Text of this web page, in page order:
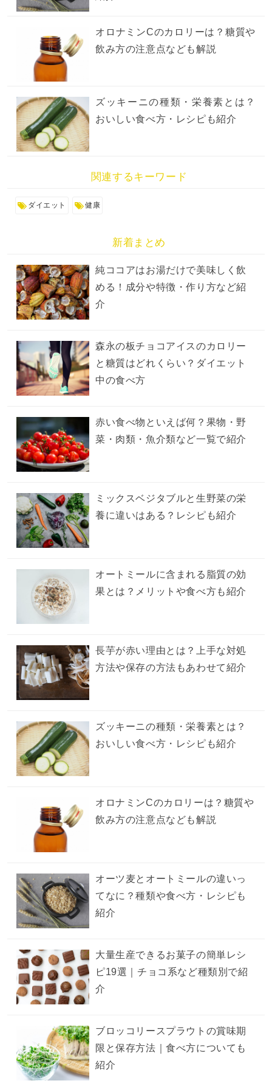
オロナミンCのカロリーは？糖質や
飲み方の注意点なども解説
ズッキーニの種類・栄養素とは？
おいしい食べ方・レシピも紹介
関連するキーワード
ダイエット 健康
新着まとめ
純ココアはお湯だけで美味しく飲
める！成分や特徴・作り方など紹
介
森永の板チョコアイスのカロリー
と糖質はどれくらい？ダイエット
中の食べ方
赤い食べ物といえば何？果物・野
菜・肉類・魚介類など一覧で紹介
ミックスベジタブルと生野菜の栄
養に違いはある？レシピも紹介
オートミールに含まれる脂質の効
果とは？メリットや食べ方も紹介
長芋が赤い理由とは？上手な対処
方法や保存の方法もあわせて紹介
ズッキーニの種類・栄養素とは？
おいしい食べ方・レシピも紹介
オロナミンCのカロリーは？糖質や
飲み方の注意点なども解説
オーツ麦とオートミールの違いっ
てなに？種類や食べ方・レシピも
紹介
大量生産できるお菓子の簡単レシ
ピ19選｜チョコ系など種類別で紹
介
ブロッコリースプラウトの賞味期
限と保存方法｜食べ方についても
紹介